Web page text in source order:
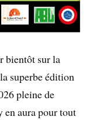
bientôt sur la
superbe édition
pleine de
en aura pour tout